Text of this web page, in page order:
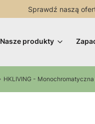
Sprawdź naszą
Nasze produkty
HKLIVING -